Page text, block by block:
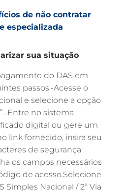
de não contratar
especializada
sua situação
do DAS em
passos:-Acesse o
e selecione a opção
Entre no sistema
digital ou gere um
link fornecido, insira seu
de segurança
os campos necessários
de acesso.Selecione
Simples Nacional / 2ª Via